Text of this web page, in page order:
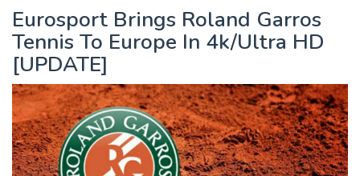
Eurosport Brings Roland Garros
Tennis To Europe In 4k/Ultra HD
[UPDATE]